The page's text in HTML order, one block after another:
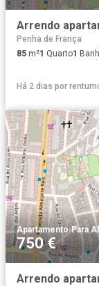
Arrendo
Penha de França
85 m²1 Quarto1
Há 2 dias por
Apartamento·Para
750 €
Arrendo